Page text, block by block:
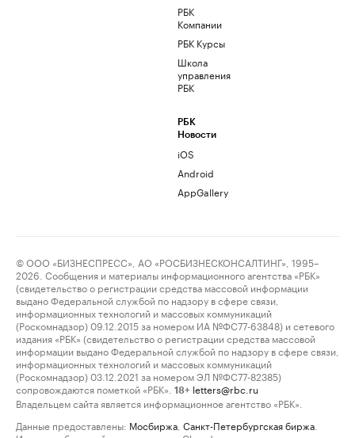
РБК
Компании
РБК Курсы
Школа
управления
РБК
РБК
Новости
iOS
Android
AppGallery
© ООО «БИЗНЕСПРЕСС», АО «РОСБИЗНЕСКОНСАЛТИНГ», 1995–
2026. Сообщения и материалы информационного агентства «РБК»
(свидетельство о регистрации средства массовой информации
выдано Федеральной службой по надзору в сфере связи,
информационных технологий и массовых коммуникаций
(Роскомнадзор) 09.12.2015 за номером ИА №ФС77-63848) и сетевого
издания «РБК» (свидетельство о регистрации средства массовой
информации выдано Федеральной службой по надзору в сфере связи,
информационных технологий и массовых коммуникаций
(Роскомнадзор) 03.12.2021 за номером ЭЛ №ФС77-82385)
сопровождаются пометкой «РБК».
18+ letters@rbc.ru
Владельцем сайта является информационное агентство «РБК».
Данные предоставлены: Мосбиржа Санкт-Петербургская биржа